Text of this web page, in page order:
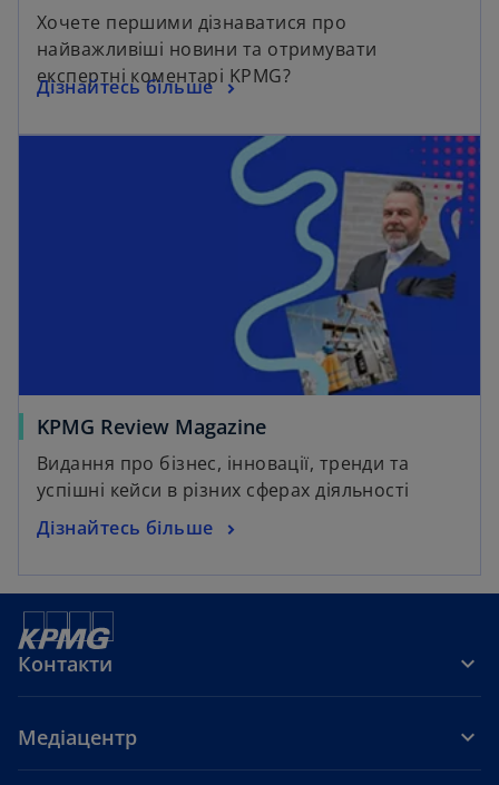
Хочете першими дізнаватися про
найважливіші новини та отримувати
експертні коментарі KPMG?
Дізнайтесь більше
KPMG Review Magazine
Видання про бізнес, інновації, тренди та
успішні кейси в різних сферах діяльності
Дізнайтесь більше
Контакти
Медіацентр